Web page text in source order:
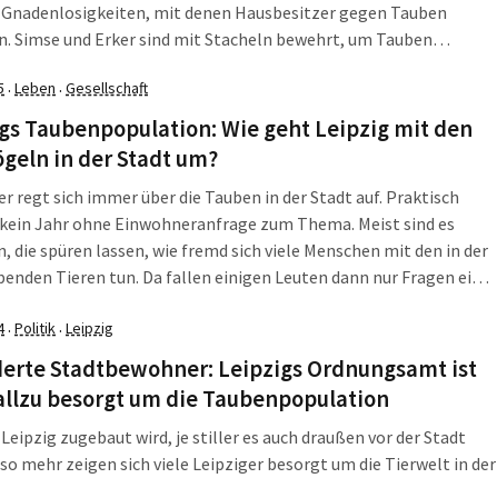
mit denen Hausbesitzer gegen Tauben
Simse und Erker sind mit Stacheln bewehrt, um Tauben
einen betreuten […]
· Leben · Gesellschaft
Taubenpopulation: Wie geht Leipzig mit den
in der Stadt um?
regt sich immer über die Tauben in der Stadt auf. Praktisch
Jahr ohne Einwohneranfrage zum Thema. Meist sind es
die spüren lassen, wie fremd sich viele Menschen mit den in der
Tieren tun. Da fallen einigen Leuten dann nur Fragen ein
· Politik· Leipzig
Stadtbewohner: Leipzigs Ordnungsamt ist
besorgt um die Taubenpopulation
zugebaut wird, je stiller es auch draußen vor der Stadt
mehr zeigen sich viele Leipziger besorgt um die Tierwelt in der